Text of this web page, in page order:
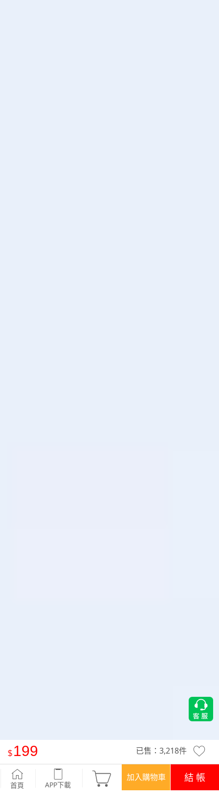
首頁 APP下載
加入購物車 結 帳
199 已售： 3,218件
Airyn 冰感輕透蕾絲冰肌內褲(2入)